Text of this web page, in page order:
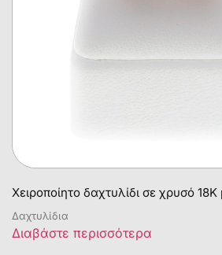
Χειροποίητο δαχτυλίδι σε χρυσό
Δαχτυλίδια
Διαβάστε περισσότερα